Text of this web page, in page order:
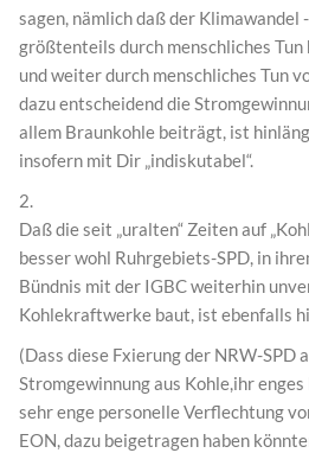
sagen, nämlich daß der Klimawandel
größtenteils durch menschliches
und weiter durch menschliches Tun
dazu entscheidend die
allem Braunkohle beiträgt, ist
insofern mit Dir „indiskutabel“.
2.
Daß die seit „uralten“ Zeiten auf
besser wohl Ruhrgebiets-SPD, in
Bündnis mit der IGBC weiterhin
Kohlekraftwerke baut, ist ebenfalls
(Dass diese Fxierung der NRW-SPD
Stromgewinnung aus Kohle,ihr
sehr enge personelle Verflechtung
EON, dazu beigetragen haben